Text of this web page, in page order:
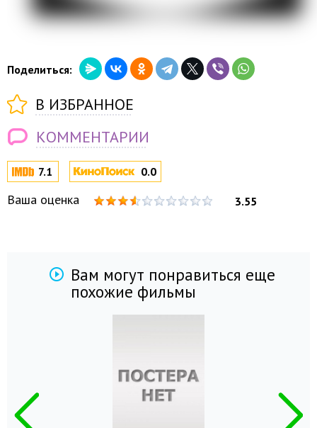
7.1 0.0
Ваша оценка 3.55
Поделиться:
В ИЗБРАННОЕ
КОММЕНТАРИИ
Вам могут понравиться еще
похожие фильмы